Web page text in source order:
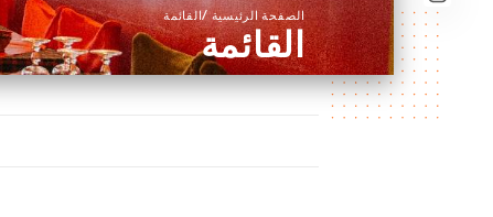
الصفحة الرئيسية/القائمة
القائمة